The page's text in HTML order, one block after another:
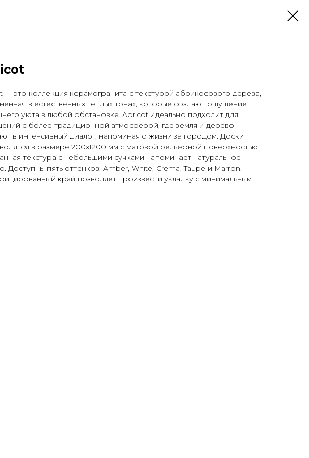
— это коллекция керамогранита с текстурой абрикосового дерева,
в естественных теплых тонах, которые создают ощущение
уюта в любой обстановке. Apricot идеально подходит для
с более традиционной атмосферой, где земля и дерево
в интенсивный диалог, напоминая о жизни за городом. Доски
в размере 200х1200 мм с матовой рельефной поверхностью.
текстура с небольшими сучками напоминает натуральное
Доступны пять оттенков: Amber, White, Crema, Taupe и Marron.
край позволяет произвести укладку с минимальным